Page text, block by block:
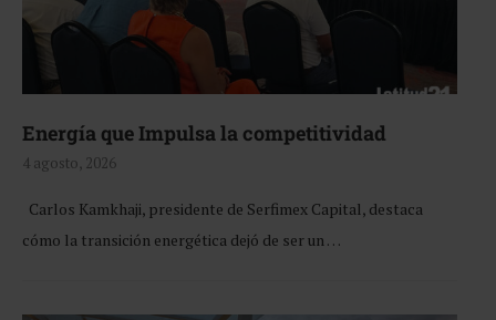
Energía que Impulsa la competitividad
4 agosto, 2026
Carlos Kamkhaji, presidente de Serfimex Capital, destaca
cómo la transición energética dejó de ser un …